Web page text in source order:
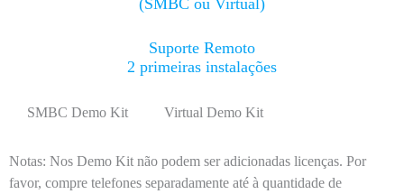
(SMBC ou Virtual)
Suporte Remoto
2 primeiras instalações
SMBC Demo Kit Virtual Demo Kit
Notas: Nos Demo Kit não podem ser adicionadas licenças. Por
favor, compre telefones separadamente até à quantidade de